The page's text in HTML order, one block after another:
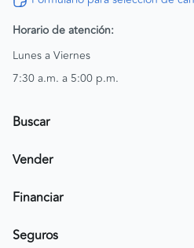
Horario de atención:
Lunes a Viernes
7:30 a.m. a 5:00 p.m.
Buscar
Encuentra un carro
Vender
Publicar mi vehículo
Financiar
Simular crédito
Seguros